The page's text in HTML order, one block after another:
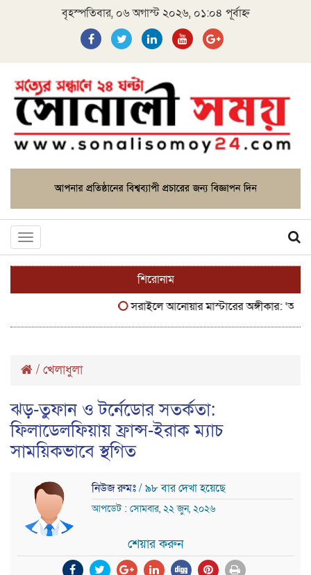
বৃহস্পতিবার, ০৬ অগাস্ট ২০২৬, ০১:০৪ পূর্বাহ্ন
Toggle
navigation
শিরোনাম
সরাইলে আনোয়ার মাস্টারের অঙ্গীকার:
/ খেলাধুলা
ঝড়-তুফান ও টর্নেডোর সতর্কতা:
ফিলাডেলফিয়ায় ফ্রান্স-ইরাক ম্যাচ
সাময়িকভাবে স্থগিত
নিউজ রুমঃ/ ৯৮ বার দেখা হয়েছে
আপডেট : সোমবার, ২২ জুন, ২০২৬
শেয়ার করুন